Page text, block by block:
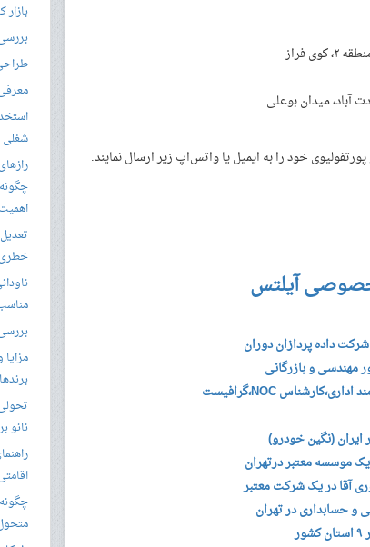
کوی فراز
آباد، میدان بوعلی
خود را به ایمیل یا واتس‌اپ زیر ارسال نمایند.
آیلتس
و بازرگانی
ایران (نگین خودرو)
موسسه معتبر درتهران
آقا در یک شرکت معتبر
و حسابداری در تهران
شغلی و
خطری
برندها
نانو